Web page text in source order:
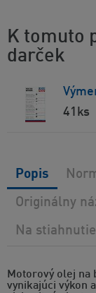
K tomuto
darček
41ks
Motorový olej na
vynikajúci výkon
Popis
Originálny
Na stiahnutie